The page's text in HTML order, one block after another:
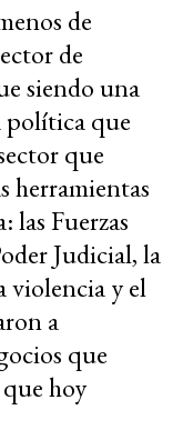
de
de
siendo una
que
que
herramientas
las Fuerzas
Judicial, la
violencia y el
a
que
hoy